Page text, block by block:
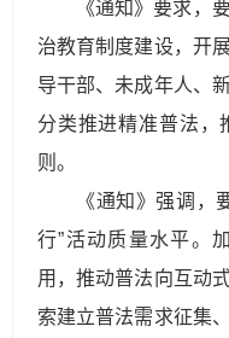
《通知》要求，
治教育制度建设，开
导干部、未成年人、
分类推进精准普法，
则。
《通知》强调，
行”活动质量水平。
用，推动普法向互动
索建立普法需求征集